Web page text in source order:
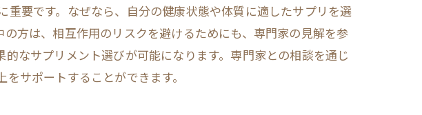
力を最大化する方法
果
要です。なぜなら、自分の健康状態や体質に適したサプリを選
方は、相互作用のリスクを避けるためにも、専門家の見解を参
なサプリメント選びが可能になります。専門家との相談を通じ
サポートすることができます。